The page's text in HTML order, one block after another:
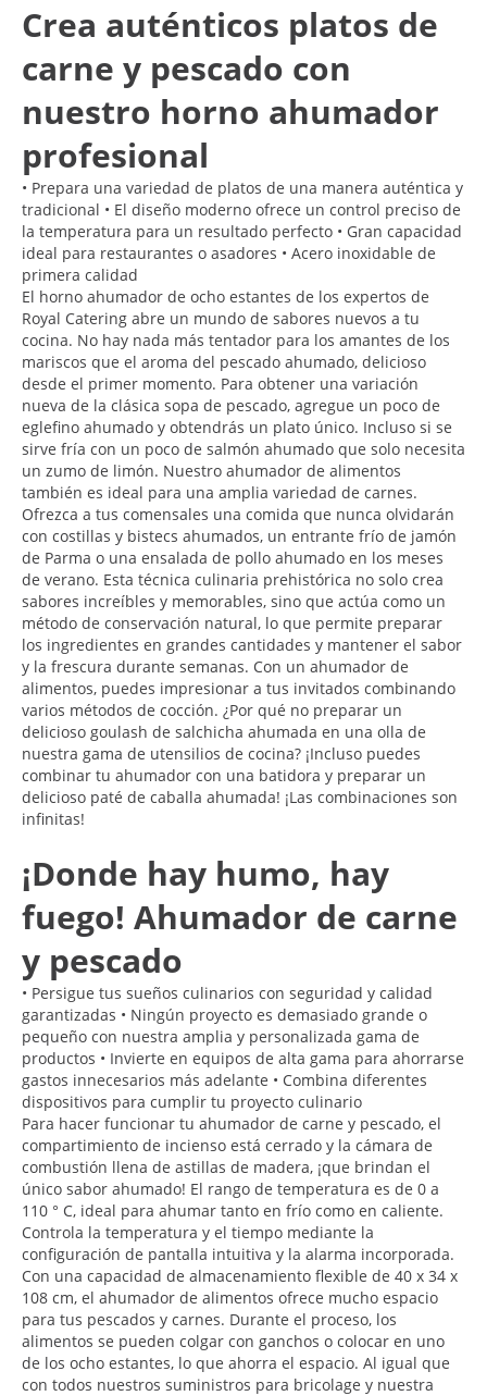
Crea auténticos platos de
carne y pescado con
nuestro horno ahumador
profesional
• Prepara una variedad de platos de una manera auténtica y
tradicional • El diseño moderno ofrece un control preciso de
la temperatura para un resultado perfecto • Gran capacidad
ideal para restaurantes o asadores • Acero inoxidable de
primera calidad
El horno ahumador de ocho estantes de los expertos de
Royal Catering abre un mundo de sabores nuevos a tu
cocina. No hay nada más tentador para los amantes de los
mariscos que el aroma del pescado ahumado, delicioso
desde el primer momento. Para obtener una variación
nueva de la clásica sopa de pescado, agregue un poco de
eglefino ahumado y obtendrás un plato único. Incluso si se
sirve fría con un poco de salmón ahumado que solo necesita
un zumo de limón. Nuestro ahumador de alimentos
también es ideal para una amplia variedad de carnes.
Ofrezca a tus comensales una comida que nunca olvidarán
con costillas y bistecs ahumados, un entrante frío de jamón
de Parma o una ensalada de pollo ahumado en los meses
de verano. Esta técnica culinaria prehistórica no solo crea
sabores increíbles y memorables, sino que actúa como un
método de conservación natural, lo que permite preparar
los ingredientes en grandes cantidades y mantener el sabor
y la frescura durante semanas. Con un ahumador de
alimentos, puedes impresionar a tus invitados combinando
varios métodos de cocción. ¿Por qué no preparar un
delicioso goulash de salchicha ahumada en una olla de
nuestra gama de utensilios de cocina? ¡Incluso puedes
combinar tu ahumador con una batidora y preparar un
delicioso paté de caballa ahumada! ¡Las combinaciones son
infinitas!
¡Donde hay humo, hay
fuego! Ahumador de carne
y pescado
• Persigue tus sueños culinarios con seguridad y calidad
garantizadas • Ningún proyecto es demasiado grande o
pequeño con nuestra amplia y personalizada gama de
productos • Invierte en equipos de alta gama para ahorrarse
gastos innecesarios más adelante • Combina diferentes
dispositivos para cumplir tu proyecto culinario
Para hacer funcionar tu ahumador de carne y pescado, el
compartimiento de incienso está cerrado y la cámara de
combustión llena de astillas de madera, ¡que brindan el
único sabor ahumado! El rango de temperatura es de 0 a
110 ° C, ideal para ahumar tanto en frío como en caliente.
Controla la temperatura y el tiempo mediante la
configuración de pantalla intuitiva y la alarma incorporada.
Con una capacidad de almacenamiento flexible de 40 x 34 x
108 cm, el ahumador de alimentos ofrece mucho espacio
para tus pescados y carnes. Durante el proceso, los
alimentos se pueden colgar con ganchos o colocar en uno
de los ocho estantes, lo que ahorra el espacio. Al igual que
con todos nuestros suministros para bricolage y nuestra